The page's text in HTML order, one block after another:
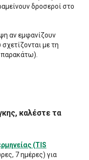
δροσεροί στο
αν εμφανίζουν
με τη
παρακάτω).
καλέστε τα
(TIS
7 ημέρες) για